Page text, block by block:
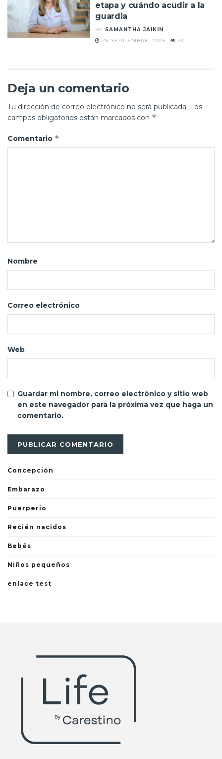
etapa y cuándo acudir a la
guardia
BY SAMANTHA JAIKIN
26 SEPTIEMBRE, 2025
40
Deja un comentario
Tu dirección de correo electrónico no será publicada. Los
campos obligatorios están marcados con *
Comentario *
Nombre
Correo electrónico
Web
Guardar mi nombre, correo electrónico y sitio web
en este navegador para la próxima vez que haga un
comentario.
Concepción
Embarazo
Puerperio
Recién nacidos
Bebés
Niños pequeños
enlace test